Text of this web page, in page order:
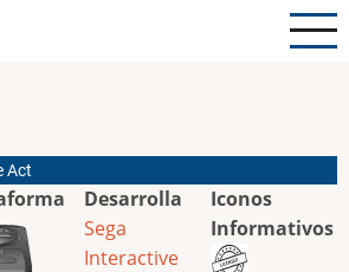
Act
Desarrolla
Sega
Interactive
Iconos
Informativos